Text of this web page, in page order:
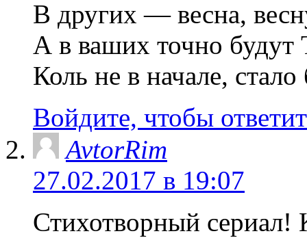
В других — весна,
А в ваших точно
Коль не в начале,
Войдите, чтобы
AvtorRim
27.02.2017 в 19:07
Стихотворный сериал!